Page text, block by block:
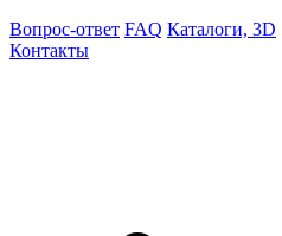
Вопрос-ответ FAQ Каталоги, 3D
Контакты